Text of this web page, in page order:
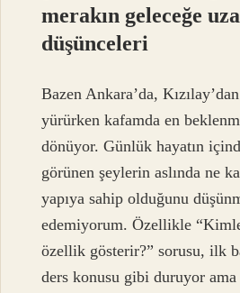
merakın geleceğe
düşünceleri
Bazen Ankara’da,
yürürken kafamda en
dönüyor. Günlük hayatın
görünen şeylerin aslında ne
yapıya sahip olduğunu
edemiyorum. Özellikle
özellik gösterir?” sorusu, ilk
ders konusu gibi duruyor ama